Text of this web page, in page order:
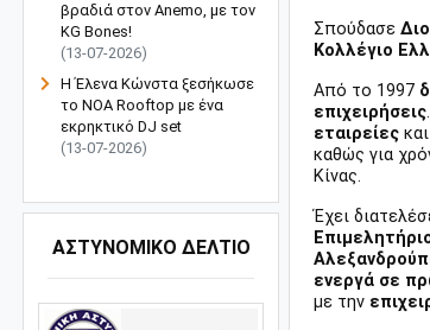
βραδιά στον Anemo, με τον
KG Bones!
(13-07-2026)
Η Έλενα Κώνστα ξεσήκωσε
το NOA Rooftop με ένα
εκρηκτικό DJ set
(13-07-2026)
ΑΣΤΥΝΟΜΙΚΟ ΔΕΛΤΙΟ
Σπούδασε
Κολλέγιο
Από το 1997
επιχειρήσεις
εταιρείες και
καθώς για
Κίνας.
Έχει
ενεργά σε
με την